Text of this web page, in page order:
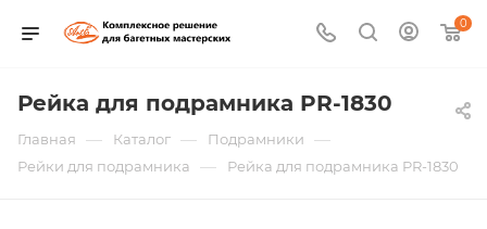
0
Рейка для подрамника PR-1830
Главная — Каталог — Подрамники —
Рейки для подрамника — Рейка для подрамника PR-1830